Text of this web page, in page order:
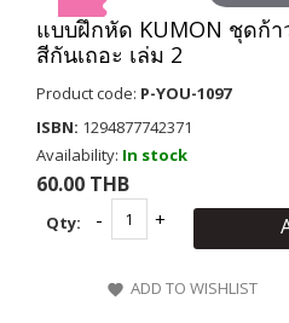
แบบฝึกหัด KUMON ชุดก้
สีกันเถอะ เล่ม 2
Product code: P-YOU-1097
ISBN: 1294877742371
Availability: In stock
60.00 THB
Qty:
ADD TO WISHLIST